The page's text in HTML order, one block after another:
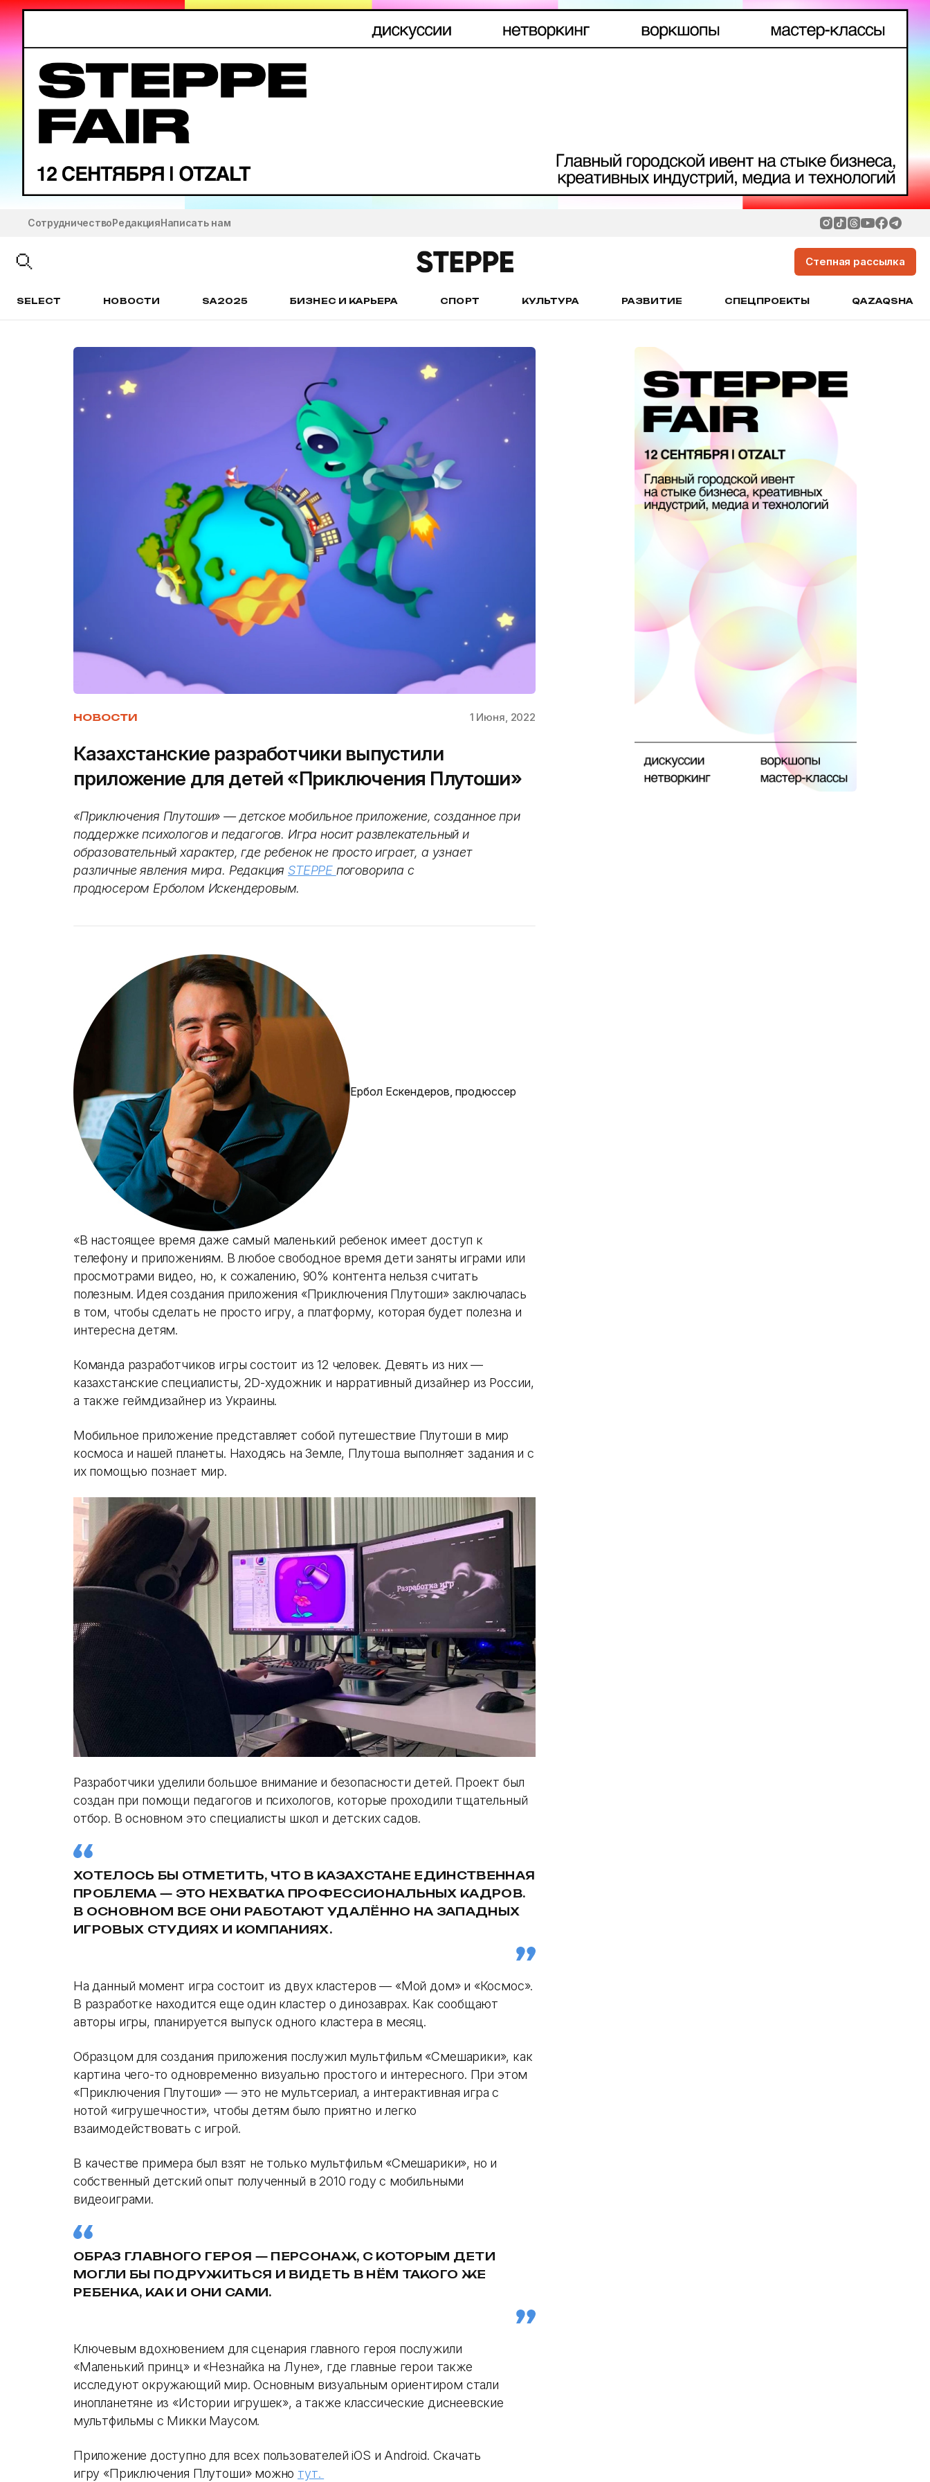
СотрудничествоРедакцияНаписать нам
Степная рассылка
SELECT НОВОСТИ SA2025 БИЗНЕС И КАРЬЕРА СПОРТ КУЛЬТУРА РАЗВИТИЕ СПЕЦПРОЕКТЫ QAZAQSHA
НОВОСТИ 1 Июня, 2022
Казахстанские разработчики выпустили
приложение для детей «Приключения Плутоши»
«Приключения Плутоши» — детское мобильное приложение, созданное при
поддержке психологов и педагогов. Игра носит развлекательный и
образовательный характер, где ребенок не просто играет, а узнает
различные явления мира. Редакция STEPPE поговорила с
продюсером Ерболом Искендеровым.
Ербол Ескендеров, продюссер
«В настоящее время даже самый маленький ребенок имеет доступ к
телефону и приложениям. В любое свободное время дети заняты играми или
просмотрами видео, но, к сожалению, 90% контента нельзя считать
полезным. Идея создания приложения «Приключения Плутоши» заключалась
в том, чтобы сделать не просто игру, а платформу, которая будет полезна и
интересна детям.
Команда разработчиков игры состоит из 12 человек. Девять из них —
казахстанские специалисты, 2D-художник и нарративный дизайнер из России,
а также геймдизайнер из Украины.
Мобильное приложение представляет собой путешествие Плутоши в мир
космоса и нашей планеты. Находясь на Земле, Плутоша выполняет задания и с
их помощью познает мир.
Разработчики уделили большое внимание и безопасности детей. Проект был
создан при помощи педагогов и психологов, которые проходили тщательный
отбор. В основном это специалисты школ и детских садов.
ХОТЕЛОСЬ БЫ ОТМЕТИТЬ, ЧТО В КАЗАХСТАНЕ ЕДИНСТВЕННАЯ
ПРОБЛЕМА — ЭТО НЕХВАТКА ПРОФЕССИОНАЛЬНЫХ КАДРОВ.
В ОСНОВНОМ ВСЕ ОНИ РАБОТАЮТ УДАЛЁННО НА ЗАПАДНЫХ
ИГРОВЫХ СТУДИЯХ И КОМПАНИЯХ.
На данный момент игра состоит из двух кластеров — «Мой дом» и «Космос».
В разработке находится еще один кластер о динозаврах. Как сообщают
авторы игры, планируется выпуск одного кластера в месяц.
Образцом для создания приложения послужил мультфильм «Смешарики», как
картина чего-то одновременно визуально простого и интересного. При этом
«Приключения Плутоши» — это не мультсериал, а интерактивная игра с
нотой «игрушечности», чтобы детям было приятно и легко
взаимодействовать с игрой.
В качестве примера был взят не только мультфильм «Смешарики», но и
собственный детский опыт полученный в 2010 году с мобильными
видеоиграми.
ОБРАЗ ГЛАВНОГО ГЕРОЯ — ПЕРСОНАЖ, С КОТОРЫМ ДЕТИ
МОГЛИ БЫ ПОДРУЖИТЬСЯ И ВИДЕТЬ В НЁМ ТАКОГО ЖЕ
РЕБЕНКА, КАК И ОНИ САМИ.
Ключевым вдохновением для сценария главного героя послужили
«Маленький принц» и «Незнайка на Луне», где главные герои также
исследуют окружающий мир. Основным визуальным ориентиром стали
инопланетяне из «Истории игрушек», а также классические диснеевские
мультфильмы с Микки Маусом.
Приложение доступно для всех пользователей iOS и Android. Скачать
игру «Приключения Плутоши» можно тут.